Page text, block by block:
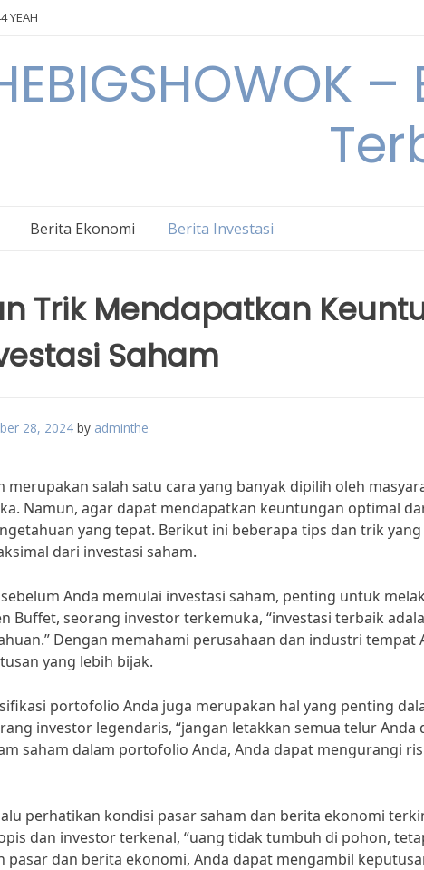
YEAH
Berita Ekonomi Berita Investasi
Trik Mendapatkan
Saham
28, 2024 by adminthe
merupakan salah satu cara yang banyak dipilih oleh
Namun, agar dapat mendapatkan keuntungan optimal
yang tepat. Berikut ini beberapa tips dan trik
dari investasi saham.
Anda memulai investasi saham, penting untuk
Buffet, seorang investor terkemuka, “investasi terbaik
Dengan memahami perusahaan dan industri tempat
yang lebih bijak.
portofolio Anda juga merupakan hal yang penting
investor legendaris, “jangan letakkan semua telur Anda
saham dalam portofolio Anda, Anda dapat mengurangi
perhatikan kondisi pasar saham dan berita ekonomi
dan investor terkenal, “uang tidak tumbuh di pohon,
pasar dan berita ekonomi, Anda dapat mengambil